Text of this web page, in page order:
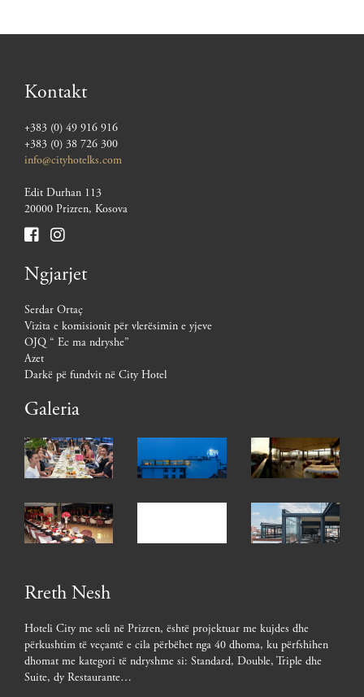
Kontakt
+383 (0) 49 916 916
+383 (0) 38 726 300
info@cityhotelks.com
Edit Durhan 113
20000 Prizren, Kosova
Ngjarjet
Serdar Ortaç
Vizita e komisionit për vlerësimin e yjeve
OJQ “ Ec ma ndryshe”
Azet
Darkë pë fundvit në City Hotel
Galeria
Rreth Nesh
Hoteli City me seli në Prizren, është projektuar me kujdes dhe
përkushtim të veçantë e cila përbëhet nga 40 dhoma, ku përfshihen
dhomat me kategori të ndryshme si: Standard, Double, Triple dhe
Suite, dy Restaurante…